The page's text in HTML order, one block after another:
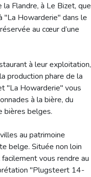
Flandre, à Le Bizet, que
"La Howarderie" dans le
au cœur d’une
à leur exploitation,
production phare de la
"La Howarderie" vous
à la bière, du
bières belges.
au patrimoine
belge. Située non loin
vous rendre au
"Plugsteert 14-